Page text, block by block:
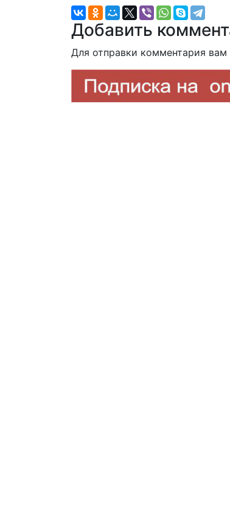
Добавить
Для отправки комментария